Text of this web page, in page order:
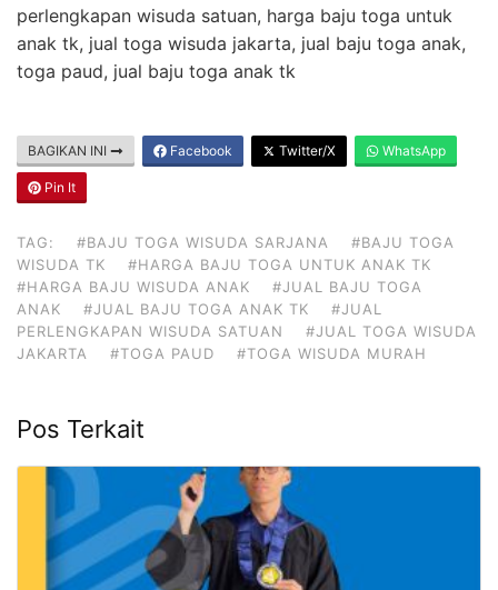
perlengkapan wisuda satuan, harga baju toga untuk
anak tk, jual toga wisuda jakarta, jual baju toga anak,
toga paud, jual baju toga anak tk
BAGIKAN INI Facebook Twitter/X WhatsApp
Pin It
TAG: #BAJU TOGA WISUDA SARJANA
#BAJU TOGA
WISUDA TK
#HARGA BAJU TOGA UNTUK ANAK TK
#HARGA BAJU WISUDA ANAK
#JUAL BAJU TOGA
ANAK
#JUAL BAJU TOGA ANAK TK
#JUAL
PERLENGKAPAN WISUDA SATUAN
#JUAL TOGA WISUDA
JAKARTA
#TOGA PAUD #TOGA WISUDA MURAH
Pos Terkait